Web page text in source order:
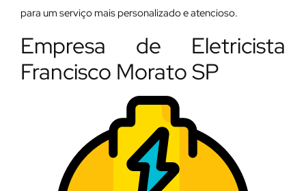
para um serviço mais personalizado e atencioso.
Empresa de Eletricista
Francisco Morato SP